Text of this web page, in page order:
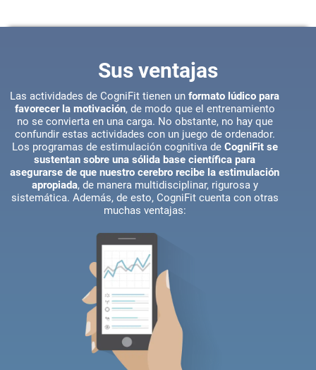
Sus ventajas
Las actividades de CogniFit tienen unformato lúdico para
favorecer la motivación, de modo que el entrenamiento
no se convierta en una carga. No obstante, no hay que
confundir estas actividades con un juego de ordenador.
Los programas de estimulación cognitiva de CogniFit se
sustentan sobre una sólida base científica para
asegurarse de que nuestro cerebro recibe la estimulación
apropiada, de manera multidisciplinar, rigurosa y
sistemática. Además, de esto, CogniFit cuenta con otras
muchas ventajas: